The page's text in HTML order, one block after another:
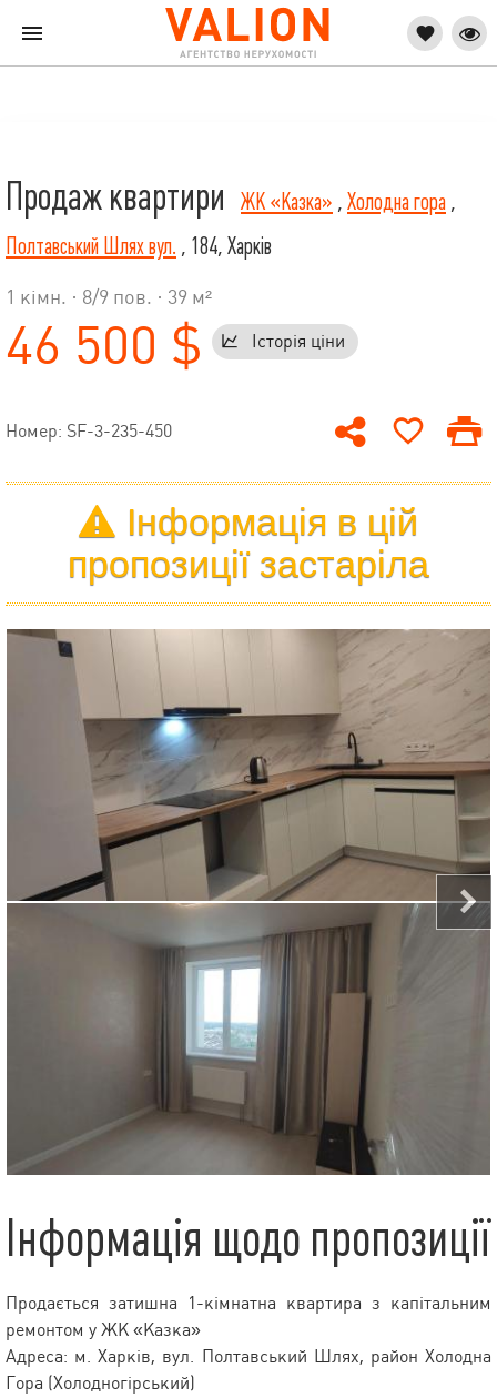
Продаж квартири ЖК «Казка» , Холодна гора ,
Полтавський Шлях вул. , 184, Харків
1 кімн. · 8/9 пов. · 39 м²
46 500 $ Історія ціни
Номер: SF-3-235-450
Інформація в цій
пропозиції застаріла
Інформація щодо пропозиції
Продається затишна 1-кімнатна квартира з капітальним
ремонтом у ЖК «Казка»
Адреса: м. Харків, вул. Полтавський Шлях, район Холодна
Гора (Холодногірський)